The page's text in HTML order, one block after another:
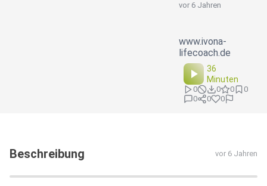
vor 6 Jahren
www.ivona-
lifecoach.de
36
Minuten
0 0 0
0
0
0 0
Beschreibung vor 6 Jahren